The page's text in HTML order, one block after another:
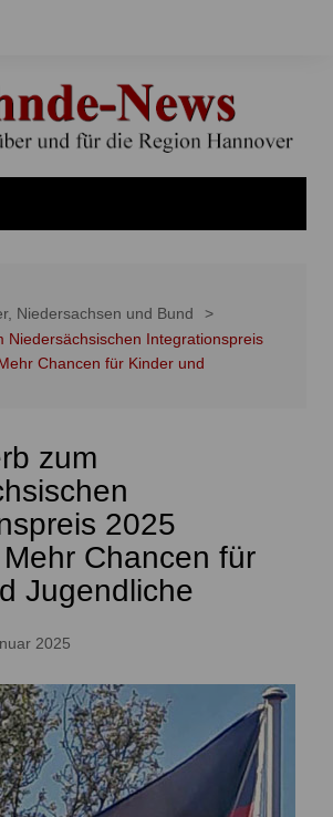
Niedersachsen und Bund
Niedersächsischen Integrationspreis
Chancen für Kinder und
zum
2025
Chancen für
Jugendliche
2025